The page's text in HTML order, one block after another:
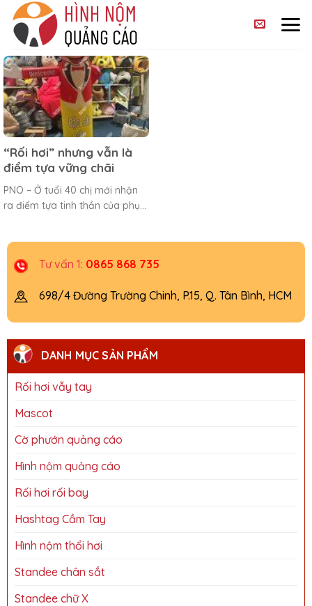
Skip
content
“Rối hơi” nhưng vẫn là
điểm tựa vững chãi
PNO – Ở tuổi 40 chị mới nhận
ra điểm tựa tinh thần của phụ...
Tư vấn 1: 0865 868 735
698/4 Đường Trường Chinh, P.15, Q. Tân Bình, HCM
DANH MỤC SẢN PHẨM
Rối hơi vẫy tay
Mascot
Cờ phướn quảng cáo
Hình nộm quảng cáo
Rối hơi rối bay
Hashtag Cầm Tay
Hình nộm thổi hơi
Standee chân sắt
Standee chữ X